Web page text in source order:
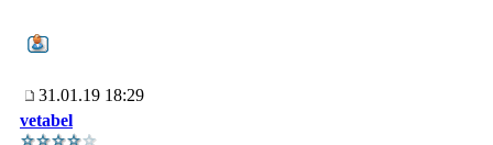
31.01.19 18:29
vetabel